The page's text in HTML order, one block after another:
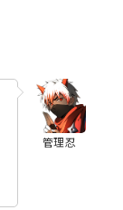
管理忍